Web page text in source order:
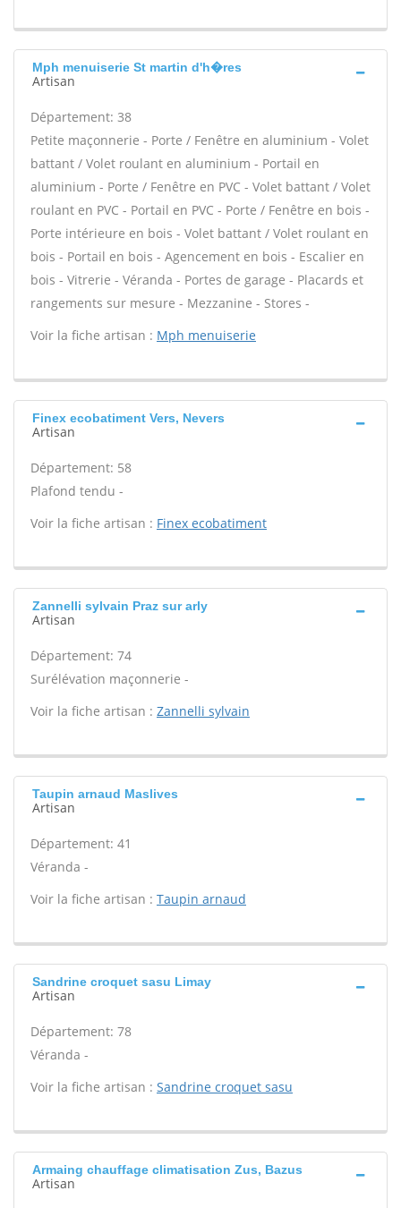
Mph menuiserie St martin d'h�res
Artisan
Département: 38
Petite maçonnerie - Porte / Fenêtre en aluminium - Volet
battant / Volet roulant en aluminium - Portail en
aluminium - Porte / Fenêtre en PVC - Volet battant / Volet
roulant en PVC - Portail en PVC - Porte / Fenêtre en bois -
Porte intérieure en bois - Volet battant / Volet roulant en
bois - Portail en bois - Agencement en bois - Escalier en
bois - Vitrerie - Véranda - Portes de garage - Placards et
rangements sur mesure - Mezzanine - Stores -
Voir la fiche artisan : Mph menuiserie
Finex ecobatiment Vers, Nevers
Artisan
Département: 58
Plafond tendu -
Voir la fiche artisan : Finex ecobatiment
Zannelli sylvain Praz sur arly
Artisan
Département: 74
Surélévation maçonnerie -
Voir la fiche artisan : Zannelli sylvain
Taupin arnaud Maslives
Artisan
Département: 41
Véranda -
Voir la fiche artisan : Taupin arnaud
Sandrine croquet sasu Limay
Artisan
Département: 78
Véranda -
Voir la fiche artisan : Sandrine croquet sasu
Armaing chauffage climatisation Zus, Bazus
Artisan